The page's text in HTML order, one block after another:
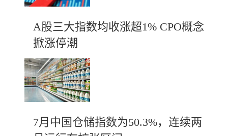
A股三大指数均收涨超1% CPO概念
掀涨停潮
7月中国仓储指数为50.3%，连续两